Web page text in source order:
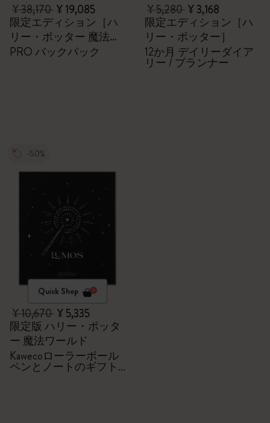
¥ 38,170¥ 19,085
限定エディション［ハ
リー・ポッター 魔法ワ
ールド］
PRO バックパック
¥ 5,280¥ 3,168
限定エディション［ハ
リー・ポッター］
12か月 デイリーダイア
リー / プランナー
-50%
Quick Shop
¥ 10,670¥ 5,335
限定版 ハリー・ポッタ
ー 魔法ワールド
Kawecoローラーボール
ペンとノートのギフト